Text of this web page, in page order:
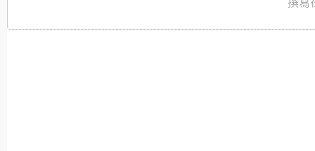
撰寫